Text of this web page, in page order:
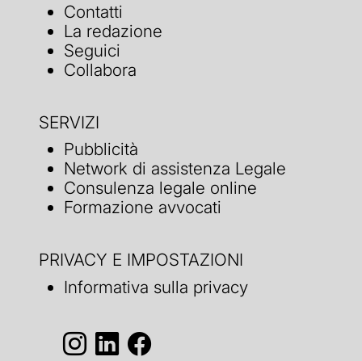
Contatti
La redazione
Seguici
Collabora
SERVIZI
Pubblicità
Network di assistenza Legale
Consulenza legale online
Formazione avvocati
PRIVACY E IMPOSTAZIONI
Informativa sulla privacy